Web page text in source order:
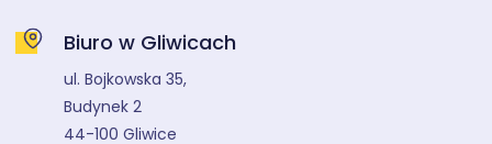
Biuro w Gliwicach
ul. Bojkowska 35,
Budynek 2
44-100 Gliwice